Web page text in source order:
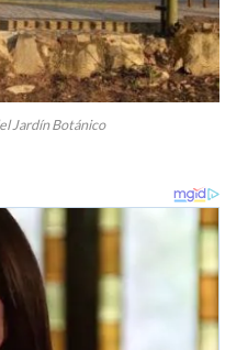
Jardín Botánico